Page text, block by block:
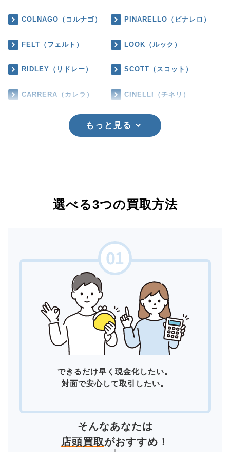
COLNAGO（コルナゴ） PINARELLO（ピナレロ）
FELT（フェルト） LOOK（ルック）
RIDLEY（リドレー） SCOTT（スコット）
CARRERA（カレラ） CINELLI（チネリ）
もっと見る
選べる3つの買取方法
できるだけ早く現金化したい。
対面で安心して取引したい。
そんなあなたは
店頭買取がおすすめ！